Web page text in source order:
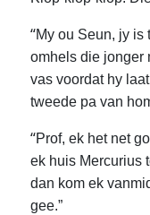
“My ou Seun, jy is
omhels die jonger
vas voordat hy
tweede pa van
“Prof, ek het net
ek huis Mercurius
dan kom ek
gee.”